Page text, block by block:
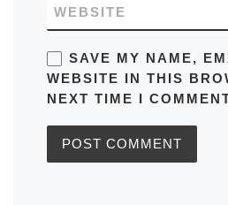
WEBSITE
SAVE MY NAME,
WEBSITE IN THIS
NEXT TIME I